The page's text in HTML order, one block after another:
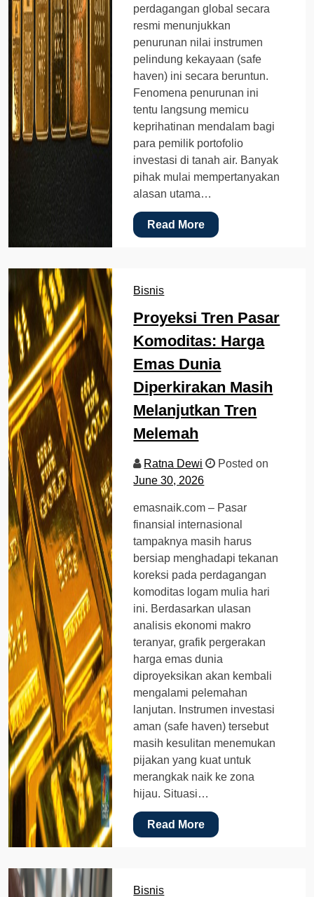
perdagangan global secara
resmi menunjukkan
penurunan nilai instrumen
pelindung kekayaan (safe
haven) ini secara beruntun.
Fenomena penurunan ini
tentu langsung memicu
keprihatinan mendalam bagi
para pemilik portofolio
investasi di tanah air. Banyak
pihak mulai mempertanyakan
alasan utama…
Read More
Bisnis
Proyeksi Tren Pasar
Komoditas: Harga
Emas Dunia
Diperkirakan Masih
Melanjutkan Tren
Melemah
Ratna Dewi
Posted on
June 30, 2026
emasnaik.com – Pasar
finansial internasional
tampaknya masih harus
bersiap menghadapi tekanan
koreksi pada perdagangan
komoditas logam mulia hari
ini. Berdasarkan ulasan
analisis ekonomi makro
teranyar, grafik pergerakan
harga emas dunia
diproyeksikan akan kembali
mengalami pelemahan
lanjutan. Instrumen investasi
aman (safe haven) tersebut
masih kesulitan menemukan
pijakan yang kuat untuk
merangkak naik ke zona
hijau. Situasi…
Read More
Bisnis